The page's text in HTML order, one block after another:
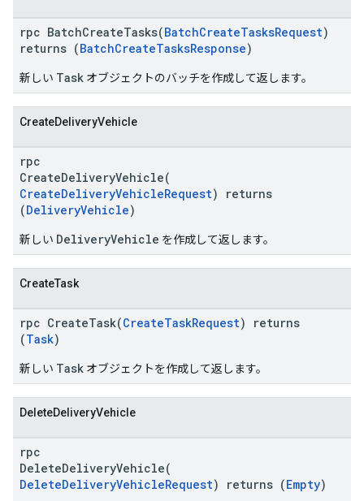
rpc BatchCreateTasks(BatchCreateTasksRequest)
returns (BatchCreateTasksResponse)
新しい Task オブジェクトのバッチを作成して返します。
CreateDeliveryVehicle
rpc
CreateDeliveryVehicle(
CreateDeliveryVehicleRequest) returns
(DeliveryVehicle)
新しい DeliveryVehicle を作成して返します。
CreateTask
rpc CreateTask(CreateTaskRequest) returns
(Task)
新しい Task オブジェクトを作成して返します。
DeleteDeliveryVehicle
rpc
DeleteDeliveryVehicle(
DeleteDeliveryVehicleRequest) returns (Empty)